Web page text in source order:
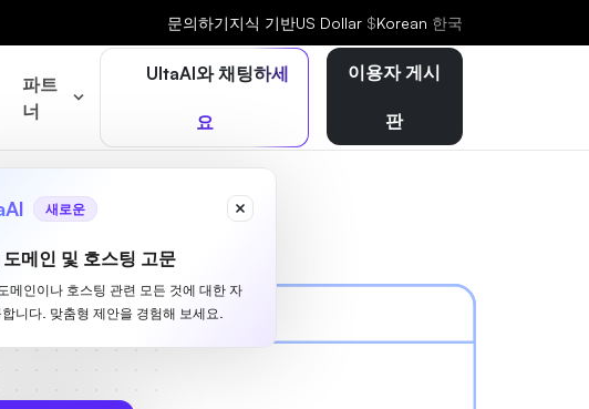
문의하기지식 기반US Dollar $Korean 한국
파트
너
UltaAI와 채팅하세
요
새로운
메인 및 호스팅 고문
메인이나 호스팅 관련 모든 것에 대한 자
니다. 맞춤형 제안을 경험해 보세요.
이용자 게시
판